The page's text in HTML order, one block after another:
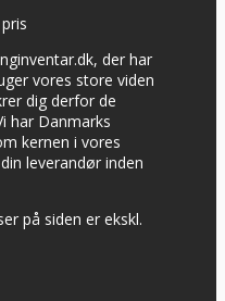
der har
vores store viden
dig derfor de
har Danmarks
kernen i vores
leverandør inden
på siden er ekskl.